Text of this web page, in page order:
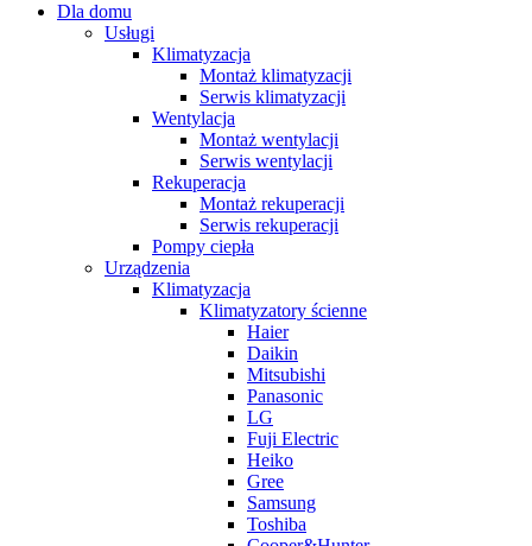
Dla domu
Usługi
Klimatyzacja
Montaż klimatyzacji
Serwis klimatyzacji
Wentylacja
Montaż wentylacji
Serwis wentylacji
Rekuperacja
Montaż rekuperacji
Serwis rekuperacji
Pompy ciepła
Urządzenia
Klimatyzacja
Klimatyzatory ścienne
Haier
Daikin
Mitsubishi
Panasonic
LG
Fuji Electric
Heiko
Gree
Samsung
Toshiba